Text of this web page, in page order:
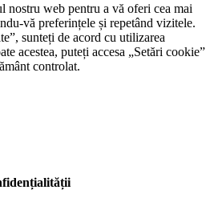
nostru web pentru a vă oferi cea mai
vă preferințele și repetând vizitele.
sunteți de acord cu utilizarea
acestea, puteți accesa „Setări cookie”
controlat.